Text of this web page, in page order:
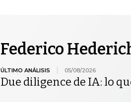
Federico
ÚLTIMO ANÁLISIS 05/08/2026
Due diligence de IA: lo